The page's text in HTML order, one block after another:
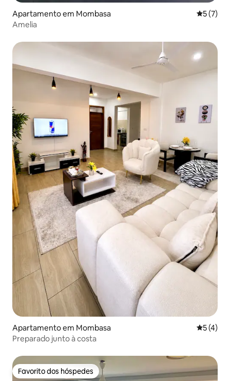
Apartamento em Mombasa
5 (7)
Amelia
Apartamento em Mombasa
5 (4)
Preparado junto à costa
Favorito dos hóspedes
Favorito dos hóspedes